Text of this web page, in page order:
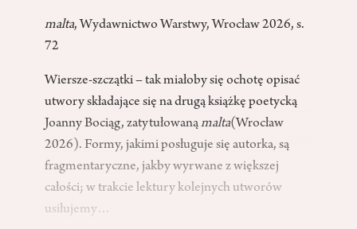
malta, Wydawnictwo Warstwy, Wrocław 2026, s.
72
Wiersze-szczątki – tak miałoby się ochotę opisać
utwory składające się na drugą książkę poetycką
Joanny Bociąg, zatytułowanąmalta(Wrocław
2026). Formy, jakimi posługuje się autorka, są
fragmentaryczne, jakby wyrwane z większej
całości; w trakcie lektury kolejnych utworów
usiłujemy…